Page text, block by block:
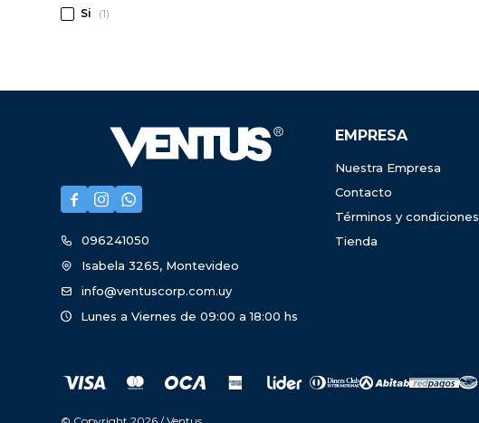
Si (1)
  
096241050
Isabela 3265, Montevideo
info@ventuscorp.com.uy
Lunes a Viernes de 09:00 a 18:00 hs
EMPRESA
Nuestra Empresa
Contacto
Términos y condiciones
Tienda